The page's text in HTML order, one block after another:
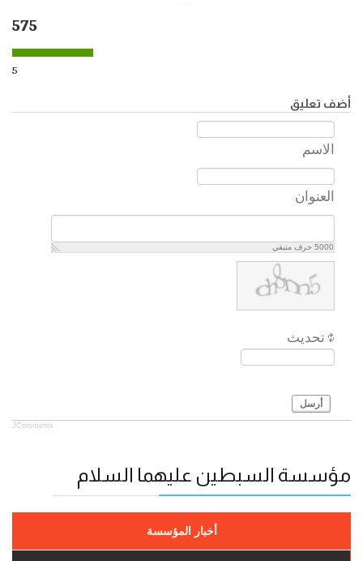
575
5
أضف تعليق
الاسم
العنوان
5000 حرف متبقي
تحديث
أرسل
JComments
مؤسسة السبطين عليهما السلام
أخبار المؤسسة